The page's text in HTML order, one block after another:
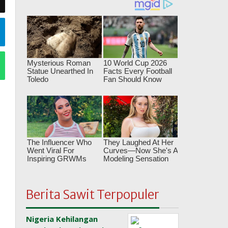
Berita Sawit Terpopuler
Nigeria Kehilangan